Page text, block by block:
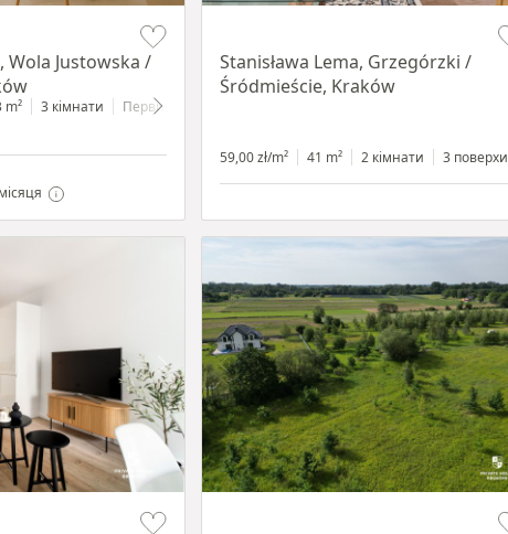
Wola Justowska /
m² 3 кімнати Первинний
Stanisława Lema, Grzegórzki /
Śródmieście, Kraków
59,00 zł/m² 41 m² 2 кімнати 3 поверхи